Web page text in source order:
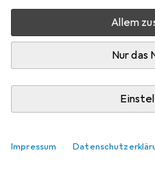
Allem
Nur das
Impressum
Zwischen Do, 20.8. und
Benachrichtigen, wenn